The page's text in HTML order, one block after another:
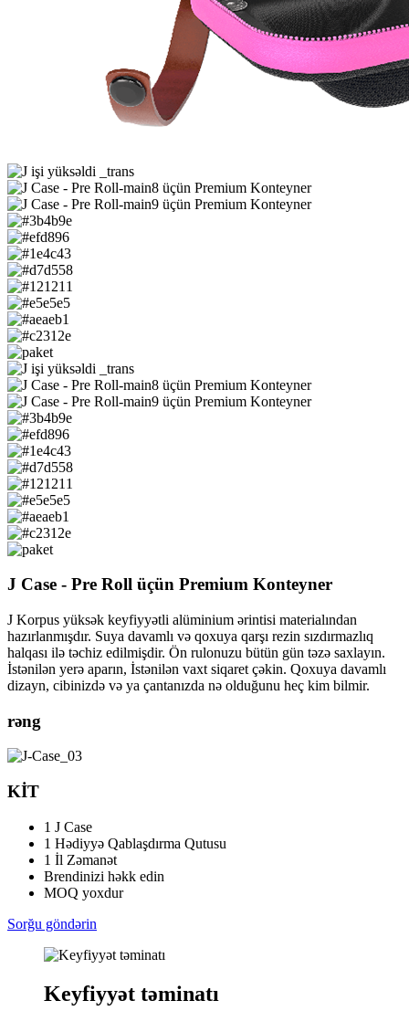
J Case - Pre Roll üçün Premium Konteyner
J Korpus yüksək keyfiyyətli alüminium ərintisi materialından
hazırlanmışdır. Suya davamlı və qoxuya qarşı rezin sızdırmazlıq
halqası ilə təchiz edilmişdir. Ön rulonuzu bütün gün təzə saxlayın.
İstənilən yerə aparın, İstənilən vaxt siqaret çəkin. Qoxuya davamlı
dizayn, cibinizdə və ya çantanızda nə olduğunu heç kim bilmir.
rəng
KİT
1 J Case
1 Hədiyyə Qablaşdırma Qutusu
1 İl Zəmanət
Brendinizi həkk edin
MOQ yoxdur
Sorğu göndərin
Keyfiyyət təminatı